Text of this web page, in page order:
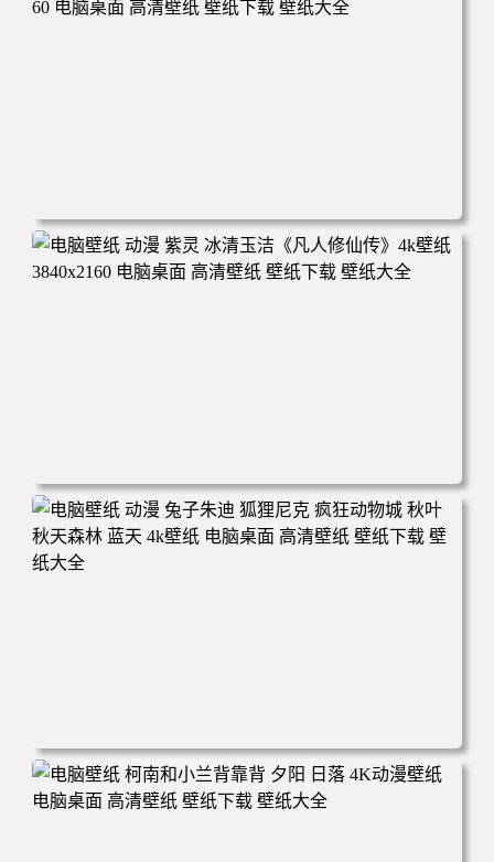
年回忆 荷塘荷叶 蜡笔小新 电脑桌面 高清壁纸 壁纸下载 壁
电脑壁纸 动漫 凡人修仙传 韩立 结婴 4k壁纸 3840x2160 电
脑桌面 高清壁纸 壁纸下载 壁纸大全
电脑壁纸 动漫 紫灵 冰清玉洁《凡人修仙传》4k壁纸 3840x2
160 电脑桌面 高清壁纸 壁纸下载 壁纸大全
电脑壁纸 动漫 兔子朱迪 狐狸尼克 疯狂动物城 秋叶 秋天森
林 蓝天 4k壁纸 电脑桌面 高清壁纸 壁纸下载 壁纸大全